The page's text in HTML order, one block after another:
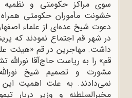
سوی مراکز حکومتی و نظمیه
خشونت مأموران حکومتی
دعوت شیخ عده‌ای از علماء
در شهر قم اجتماع نمودند که
داشت. مهاجرین در قم «هیئت
قم» را به ریاست حاج‌آقا
مشورت و تصمیم شیخ
نمی‌دادند. به علت اهمیت
مخبر‌السلطنه و وزیر دربار